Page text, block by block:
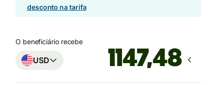
desconto na tarifa
O beneficiário recebe
USD